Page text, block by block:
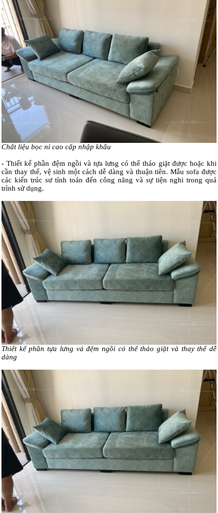
Chất liệu bọc nỉ cao cấp nhập khẩu
- Thiết kế phần đệm ngồi và tựa lưng có thể tháo giặt được hoặc khi
cần thay thế, vệ sinh một cách dễ dàng và thuận tiên. Mẫu sofa được
các kiến trúc sư tính toán đến công năng và sự tiện nghi trong quá
trình sử dụng.
Thiết kế phần tựa lưng và đệm ngồi có thể tháo giặt và thay thế dễ
dàng